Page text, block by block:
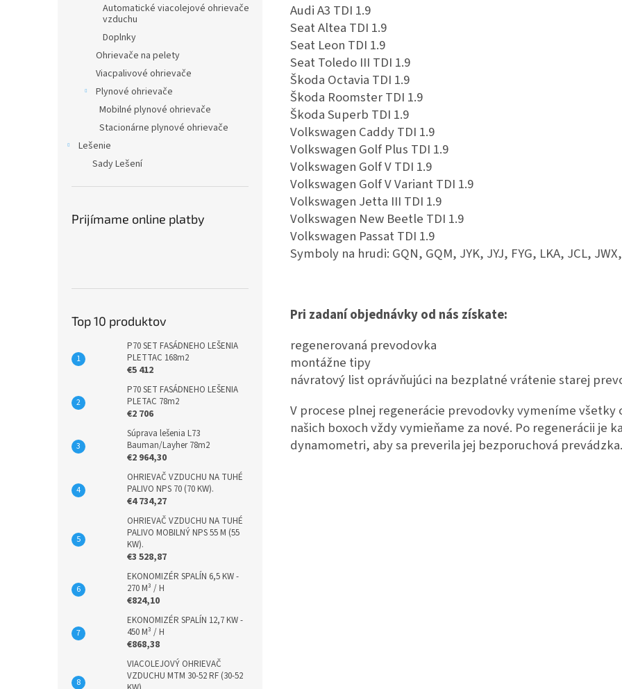
Automatické viacolejové ohrievače
vzduchu
Doplnky
Ohrievače na pelety
Viacpalivové ohrievače
Plynové ohrievače
Mobilné plynové ohrievače
Stacionárne plynové ohrievače
Lešenie
Sady Lešení
Prijímame online platby
Top 10 produktov
P70 SET FASÁDNEHO LEŠENIA
PLETTAC 168m2
€5 412
P70 SET FASÁDNEHO LEŠENIA
PLETAC 78m2
€2 706
Súprava lešenia L73
Bauman/Layher 78m2
€2 964,30
OHRIEVAČ VZDUCHU NA TUHÉ
PALIVO NPS 70 (70 KW).
€4 734,27
OHRIEVAČ VZDUCHU NA TUHÉ
PALIVO MOBILNÝ NPS 55 M (55
KW).
€3 528,87
EKONOMIZÉR SPALÍN 6,5 KW -
270 M³ / H
€824,10
EKONOMIZÉR SPALÍN 12,7 KW -
450 M³ / H
€868,38
VIACOLEJOVÝ OHRIEVAČ
VZDUCHU MTM 30-52 RF (30-52
Audi A3 TDI 1.9
Seat Altea TDI 1.9
Seat Leon TDI 1.9
Seat Toledo III TDI 1.9
Škoda Octavia TDI 1.9
Škoda Roomster TDI 1.9
Škoda Superb TDI 1.9
Volkswagen Caddy TDI 1.9
Volkswagen Golf Plus TDI 1.9
Volkswagen Golf V TDI 1.9
Volkswagen Golf V Variant TDI 1.9
Volkswagen Jetta III TDI 1.9
Volkswagen New Beetle TDI 1.9
Volkswagen Passat TDI 1.9
Symboly na hrudi: GQN, GQM, JYK, JYJ, FYG, LKA, JCL,
Pri zadaní objednávky od nás získate:
regenerovaná prevodovka
montážne tipy
návratový list oprávňujúci na bezplatné vrátenie starej
V procese plnej regenerácie prevodovky vymeníme všetky
našich boxoch vždy vymieňame za nové. Po regenerácii je
dynamometri, aby sa preverila jej bezporuchová prevádzka.